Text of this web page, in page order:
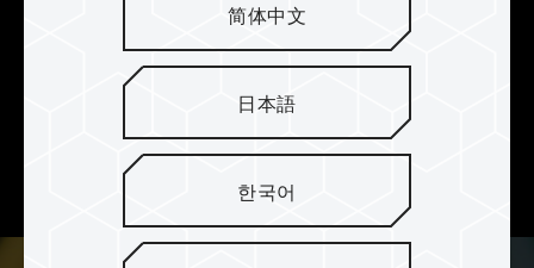
Карта памяти прошла строгие испытания на
водонепроницаемость, пыленепроницаемость,
ударопрочность, устойчивость к рентгеновскому
излучению, устойчивость к статическому
электричеству и устойчивость к высоким и
низким температурам.
简体中文
日本語
한국어